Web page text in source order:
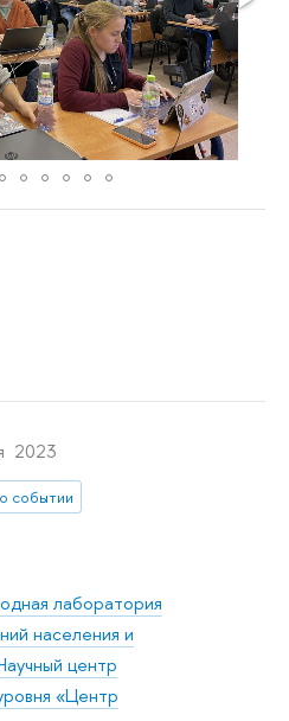
2023
событии
лаборатория
населения и
центр
«Центр